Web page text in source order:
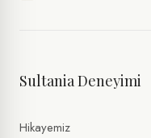
Sultania Deneyimi
Hikayemiz